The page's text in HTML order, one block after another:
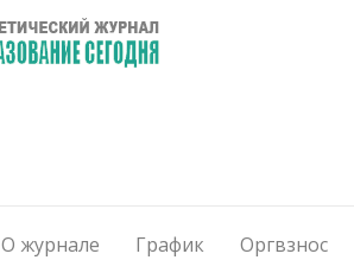
О журнале График Оргвзнос